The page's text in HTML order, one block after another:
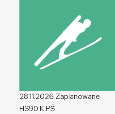
28.11.2026 Zaplanowane
HS90 KPŚ